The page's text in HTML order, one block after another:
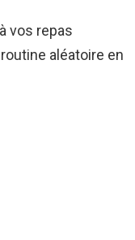
vos repas
aléatoire en